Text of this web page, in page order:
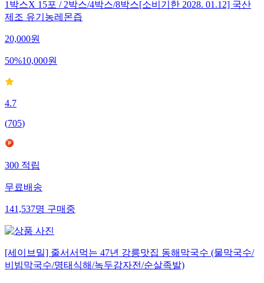
1박스X 15포 / 2박스/4박스/8박스[소비기한 2028. 01.12] 국산
제조 유기농레몬즙
20,000원
50%10,000원
4.7
(705)
300적립
무료배송
141,537명구매중
[세이브밀] 줄서서먹는 47년 강릉맛집 동해막국수 (물막국수/
비빔막국수/명태식해/녹두감자전/순살족발)